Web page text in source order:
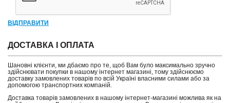
ВІДПРАВИТИ
ДОСТАВКА І ОПЛАТА
Шановні клієнти, ми дбаємо про те, щоб Вам було максимально зручно
здійснювати покупки в нашому інтернет магазині, тому здійснюємо
доставку замовлених товарів по всій Україні власними силами або за
допомогою транспортних компаній.
Доставка товарів замовлених в нашому інтернет-магазині можлива як на